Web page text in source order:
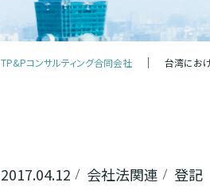
TP&Pコンサルティング合同会社 台湾にお
2017.04.12 会社法関連 登記